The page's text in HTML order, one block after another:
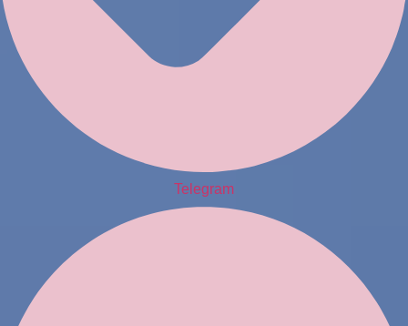
Telegram